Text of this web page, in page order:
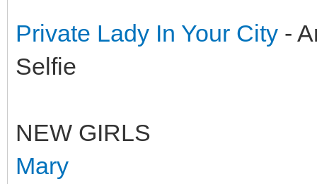
Private Lady In Your City -
Selfie
NEW GIRLS
Mary